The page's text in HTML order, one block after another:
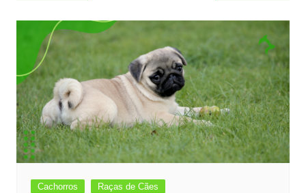
Post
Cachorros Raças de Cães